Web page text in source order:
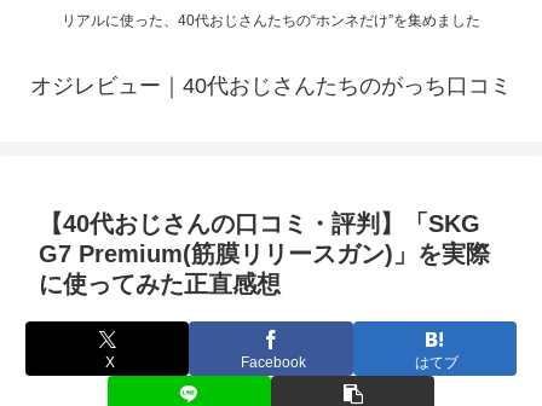
リアルに使った、40代おじさんたちの“ホンネだけ”を集めました
オジレビュー｜40代おじさんたちのがっち口コミ
【40代おじさんの口コミ・評判】「SKG
G7 Premium(筋膜リリースガン)」を実際
に使ってみた正直感想
X Facebook はてブ